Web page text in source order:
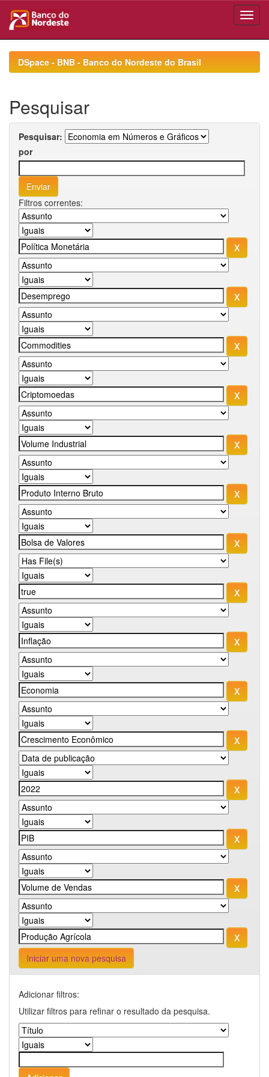
navigationDSpace - BNB - Banco do Nordeste do Brasil
Pesquisar
Pesquisar:
por
Filtros correntes:
Iniciar uma nova pesquisa
Adicionar filtros:
Utilizar filtros para refinar o resultado da pesquisa.